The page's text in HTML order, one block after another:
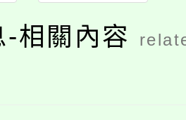
相關內容